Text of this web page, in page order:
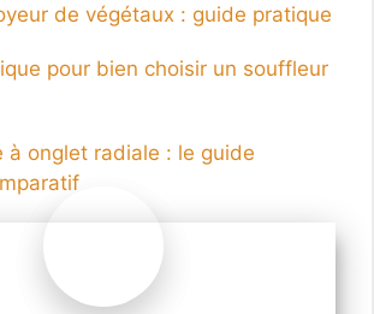
de végétaux : guide pratique
pour bien choisir un souffleur
à onglet radiale : le guide